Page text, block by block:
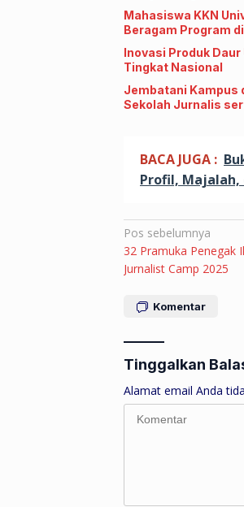
Mahasiswa KKN
Beragam Program
Inovasi Produk Daur
Tingkat Nasional
Jembatani Kampus
Sekolah Jurnalis
BACA JUGA :
Profil, Majalah,
Navigasi
pos
Pos sebelumnya
32 Pramuka Penegak
Jurnalist Camp 2025
Komentar
Tinggalkan
Alamat email Anda